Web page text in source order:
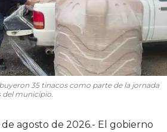
35 tinacos como parte de la jornada
del municipio.
agosto de 2026.- El gobierno